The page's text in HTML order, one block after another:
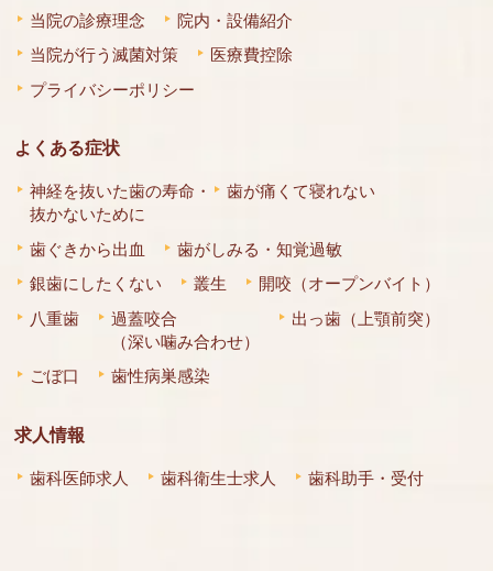
当院の診療理念
院内・設備紹介
当院が行う滅菌対策
医療費控除
プライバシーポリシー
よくある症状
神経を抜いた歯の寿命・
抜かないために
歯が痛くて寝れない
歯ぐきから出血
歯がしみる・知覚過敏
銀歯にしたくない
叢生
開咬（オープンバイト）
八重歯
過蓋咬合
（深い噛み合わせ）
出っ歯（上顎前突）
ごぼ口 歯性病巣感染
求人情報
歯科医師求人 歯科衛生士求人 歯科助手・受付